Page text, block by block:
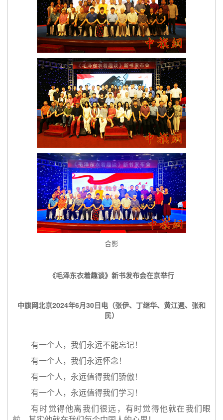
合影
《毛泽东衣着趣谈》新书发布会在京举行
中旗网北京2024年6月30日电（张伊、丁继华、黄江週、张和
民）
有一个人，我们永远不能忘记！
有一个人，我们永远怀念！
有一个人，永远值得我们骄傲！
有一个人，永远值得我们学习！
有时觉得他离我们很远，有时觉得他就在我们眼